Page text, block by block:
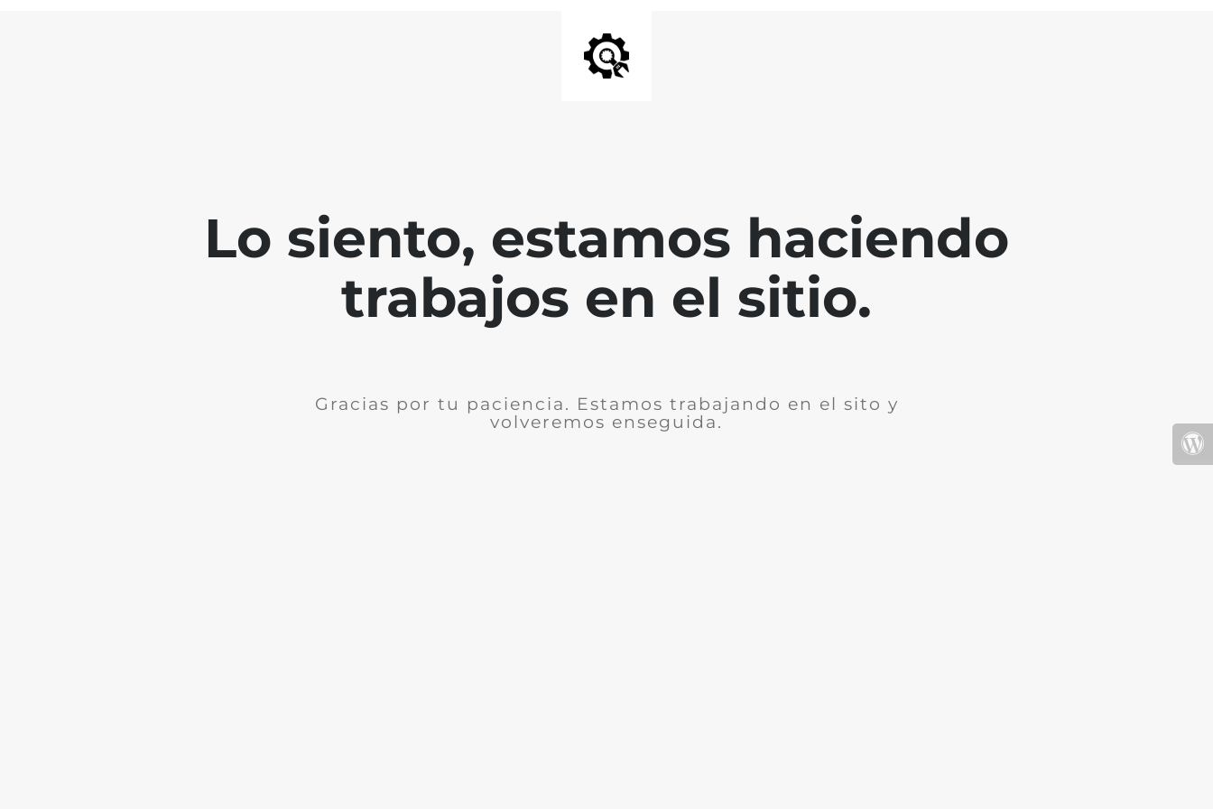
Lo siento, estamos haciendo
trabajos en el sitio.
Gracias por tu paciencia. Estamos trabajando en el sito y
volveremos enseguida.